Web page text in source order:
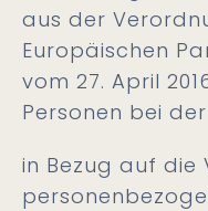
aus der
Europäischen
vom 27. April
Personen bei der
in Bezug auf die